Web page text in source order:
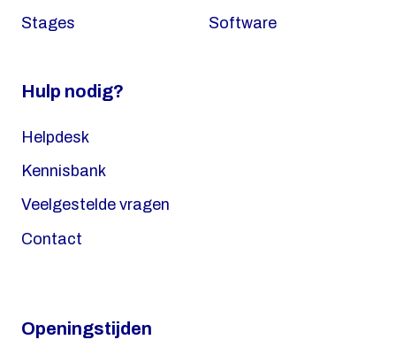
Stages
Software
Hulp nodig?
Helpdesk
Kennisbank
Veelgestelde vragen
Contact
Openingstijden